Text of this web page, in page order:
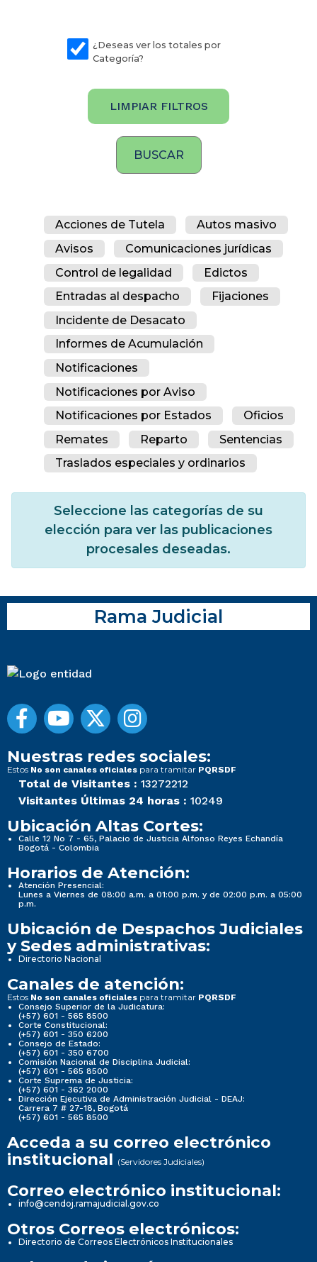
¿Deseas ver los totales por
Categoría?
LIMPIAR FILTROS
Acciones de Tutela
Autos masivo
Avisos
Comunicaciones jurídicas
Control de legalidad
Edictos
Entradas al despacho
Fijaciones
Incidente de Desacato
Informes de Acumulación
Notificaciones
Notificaciones por Aviso
Notificaciones por Estados
Oficios
Remates
Reparto
Sentencias
Traslados especiales y ordinarios
Seleccione las categorías de su
elección para ver las publicaciones
procesales deseadas.
Rama Judicial
Nuestras redes sociales:
Estos No son canales oficiales para tramitar PQRSDF
Total de Visitantes : 13272212
Visitantes Últimas 24 horas : 10249
Ubicación Altas Cortes:
Calle 12 No 7 - 65, Palacio de Justicia Alfonso Reyes Echandía
Bogotá - Colombia
Horarios de Atención:
Atención Presencial:
Lunes a Viernes de 08:00 a.m. a 01:00 p.m. y de 02:00 p.m. a 05:00
p.m.
Ubicación de Despachos Judiciales
y Sedes administrativas:
Directorio Nacional
Canales de atención:
Estos No son canales oficiales para tramitar PQRSDF
Consejo Superior de la Judicatura:
(+57) 601 - 565 8500
Corte Constitucional:
(+57) 601 - 350 6200
Consejo de Estado:
(+57) 601 - 350 6700
Comisión Nacional de Disciplina Judicial:
(+57) 601 - 565 8500
Corte Suprema de Justicia:
(+57) 601 - 362 2000
Dirección Ejecutiva de Administración Judicial - DEAJ:
Carrera 7 # 27-18, Bogotá
(+57) 601 - 565 8500
Acceda a su correo electrónico
institucional (Servidores Judiciales)
Correo electrónico institucional:
info@cendoj.ramajudicial.gov.co
Otros Correos electrónicos:
Directorio de Correos Electrónicos Institucionales